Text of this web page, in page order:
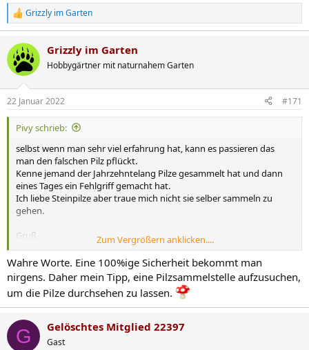
R
e
k
t
i
e
n
Grizzly im Garten
Grizzly im Garten
Hobbygärtner mit naturnahem Garten
22 Januar 2022 #171
Pivy schrieb:
selbst wenn man sehr viel erfahrung hat, kann es passieren das
man den falschen Pilz pflückt.
Kenne jemand der Jahrzehntelang Pilze gesammelt hat und dann
eines Tages ein Fehlgriff gemacht hat.
Ich liebe Steinpilze aber traue mich nicht sie selber sammeln zu
gehen.
Gruß,
Zum Vergrößern anklicken....
Wahre Worte. Eine 100%ige Sicherheit bekommt man
nirgens. Daher mein Tipp, eine Pilzsammelstelle aufzusuchen,
um die Pilze durchsehen zu lassen.
G Gelöschtes Mitglied 22397
Gast